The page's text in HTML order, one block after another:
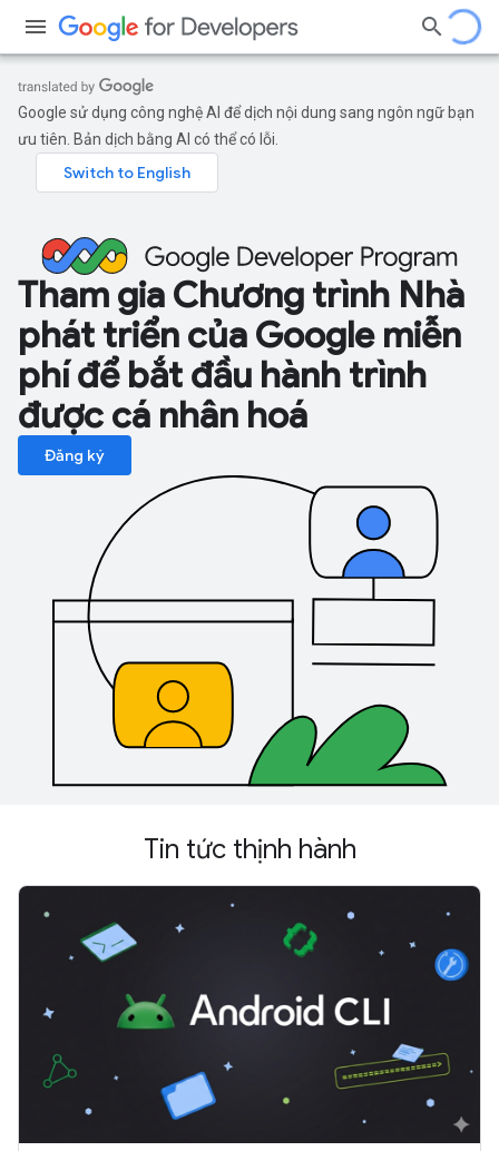
Google sử dụng công nghệ AI để dịch nội dung sang ngôn ngữ bạn
ưu tiên. Bản dịch bằng AI có thể có lỗi.
Tham gia Chương trình Nhà
phát triển của Google miễn
phí để bắt đầu hành trình
được cá nhân hoá
Đăng ký
Tin tức thịnh hành